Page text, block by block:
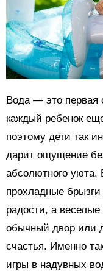
Вода — это первая
каждый ребенок
поэтому дети так
дарит ощущение
абсолютного уюта.
прохладные
радости, а
обычный двор или
счастья. Именно
игры в надувных